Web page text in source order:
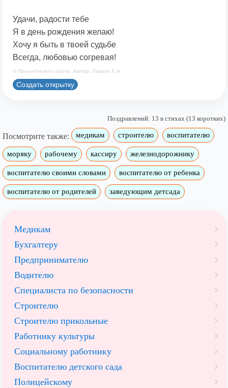
Удачи, радости тебе
Я в день рождения желаю!
Хочу я быть в твоей судьбе
Всегда, любовью согревая!
© Принадлежит сайту. Автор: Лаврик Е.А.
Создать открытку
Поздравлений: 13 в стихах (13 коротких)
Посмотрите также: медикам строителю воспитателю
моряку рабочему кассиру железнодорожнику
воспитателю своими словами воспитателю от ребенка
воспитателю от родителей заведующим детсада
Медикам
Бухгалтеру
Предпринимателю
Водителю
Специалиста по безопасности
Строителю
Строителю прикольные
Работнику культуры
Социальному работнику
Воспитателю детского сада
Полицейскому